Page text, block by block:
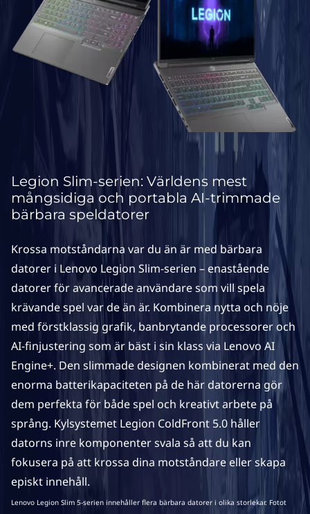
u
p
e
d
a
o
Legion Slim-serien: Världens mest
mångsidiga och portabla AI-trimmade
bärbara speldatorer
Krossa motståndarna var du än är med bärbara
datorer i Lenovo Legion Slim-serien – enastående
datorer för avancerade användare som vill spela
krävande spel var de än är. Kombinera nytta och nöje
med förstklassig grafik, banbrytande processorer och
AI-finjustering som är bäst i sin klass via Lenovo AI
Engine+. Den slimmade designen kombinerat med den
enorma batterikapaciteten på de här datorerna gör
dem perfekta för både spel och kreativt arbete på
språng. Kylsystemet Legion ColdFront 5.0 håller
datorns inre komponenter svala så att du kan
fokusera på att krossa dina motståndare eller skapa
episkt innehåll.
Lenovo Legion Slim 5-serien innehåller flera bärbara datorer i olika storlekar. Fotot